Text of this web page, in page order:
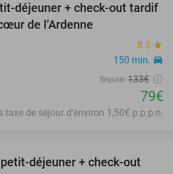
41%
déjeuner + check-out tardif
de l’Ardenne
8.3 star
150 min. directions_car
Régulier 133€
79€
taxe de séjour d'environ 1,50€ p.p.p.n.
51%
déjeuner + check-out